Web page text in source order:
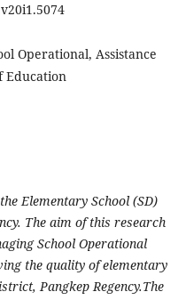
Operational, Assistance
Education
Elementary School (SD)
The aim of this research
School Operational
the quality of elementary
Pangkep Regency.The